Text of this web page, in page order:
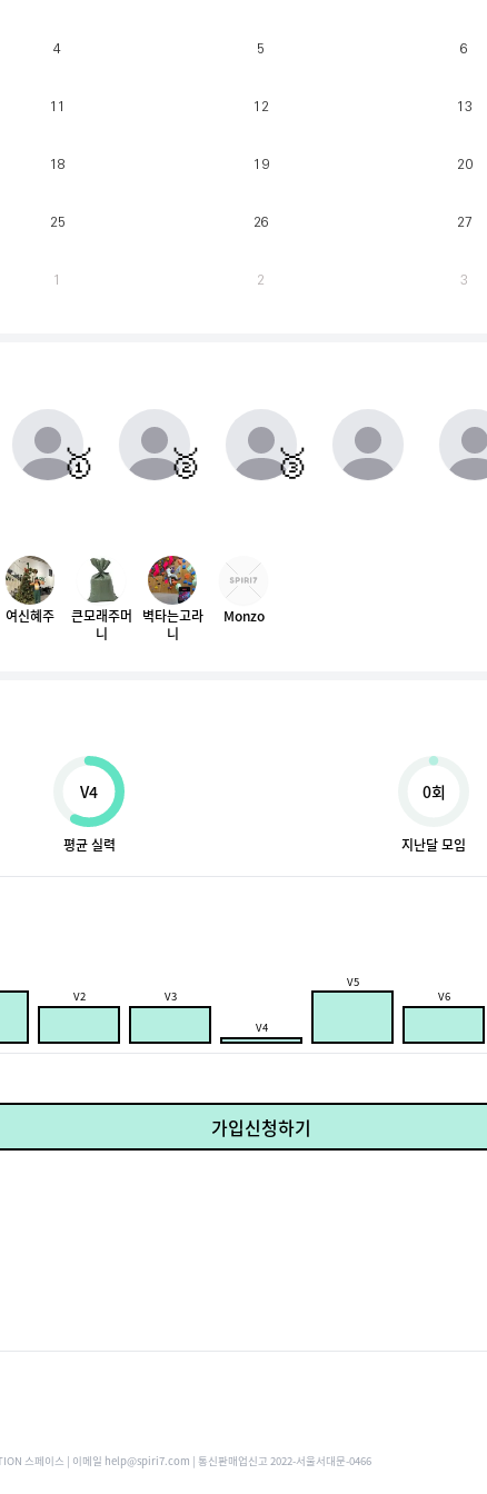
4 5 6
11 12 13
18 19 20
25 26 27
1 2 3
매주 월요일부터 일요일까지 가장 클라이밍 시간이 많은 유저를 실시간으로 반영.
동점자 처리방식 : 클라이밍 횟수가 많은 순
🥇 🥈 🥉
여신혜주
큰모래주머
니
벽타는고라
니
Monzo
V4
평균 실력
0회
지난달 모임
V2
V3
V4
V5
V6
가입신청하기
스페이스 | 이메일 help@spiri7.com | 통신판매업신고 2022-서울서대문-0466